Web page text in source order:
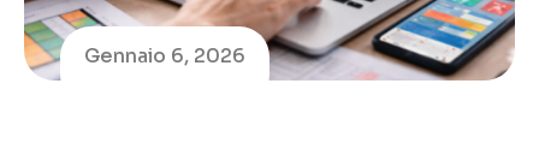
Gennaio 6, 2026